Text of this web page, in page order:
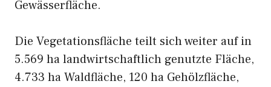
Gewässerfläche.
Die Vegetationsfläche teilt sich weiter auf in
5.569 ha landwirtschaftlich genutzte Fläche,
4.733 ha Waldfläche, 120 ha Gehölzfläche,